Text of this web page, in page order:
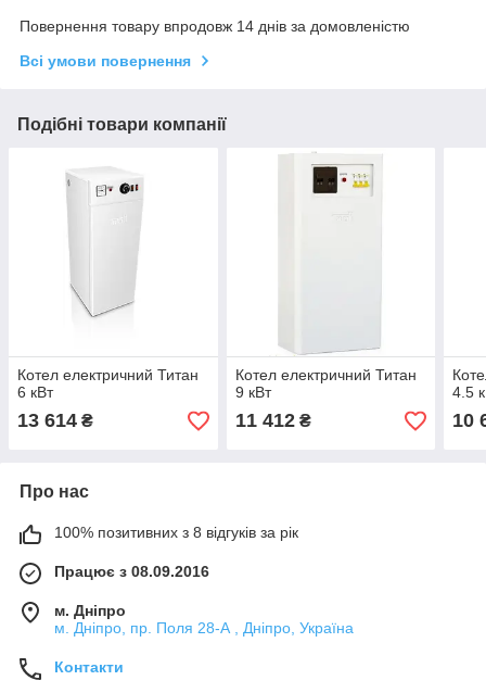
Повернення товару впродовж 14 днів за домовленістю
Всі умови повернення
Подібні товари компанії
Котел електричний Титан
6 кВт
13 614 ₴
Котел електричний Титан
9 кВт
11 412₴
4.5
10
Про нас
100% позитивних з 8 відгуків за рік
Працює з 08.09.2016
м. Дніпро
м. Дніпро, пр. Поля 28-А , Дніпро, Україна
Контакти